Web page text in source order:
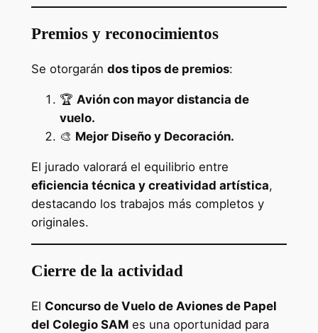
Premios y reconocimientos
Se otorgarán dos tipos de premios:
🏆 Avión con mayor distancia de
vuelo.
🎨 Mejor Diseño y Decoración.
El jurado valorará el equilibrio entre
eficiencia técnica y creatividad artística,
destacando los trabajos más completos y
originales.
Cierre de la actividad
El Concurso de Vuelo de Aviones de Papel
del Colegio SAMes una oportunidad para